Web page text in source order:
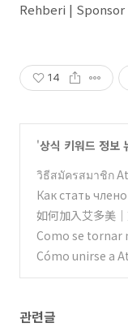
Rehberi |
14
'상식 키워드 정보
วิธีสมัครสมาชิก
ชิก Atomy | ลิงก์
oin Atomy
Как стать
по членству в
ID спонсора
如何加入艾多美
荐人ID的链接
Atomy Taiwan
Como se tornar
de associação
Cómo unirse a
관련글